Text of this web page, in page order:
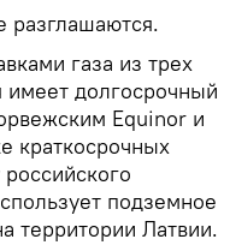
разглашаются.
газа из трех
имеет долгосрочный
Equinor и
краткосрочных
подземное
территории Латвии.